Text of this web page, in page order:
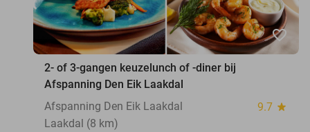
favorite_border
2- of 3-gangen keuzelunch of -diner bij
Afspanning Den Eik Laakdal
Afspanning Den Eik Laakdal
9.7 star
Laakdal (8 km)